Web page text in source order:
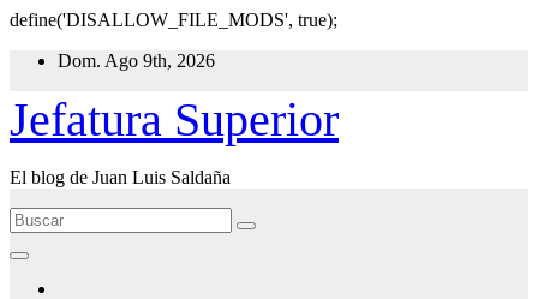
define('DISALLOW_FILE_MODS', true);
contenido
Dom. Ago 9th, 2026
Jefatura Superior
El blog de Juan Luis Saldaña